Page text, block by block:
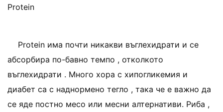
Protein
Protein има почти никакви въглехидрати и се
абсорбира по-бавно темпо , отколкото
въглехидрати . Много хора с хипогликемия и
диабет са с наднормено тегло , така че е важно да
се яде постно месо или месни алтернативи. Риба ,